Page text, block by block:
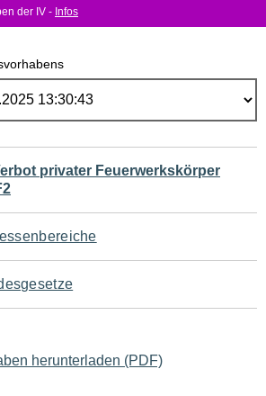
der IV - Infos
privater Feuerwerkskörper
herunterladen (PDF)